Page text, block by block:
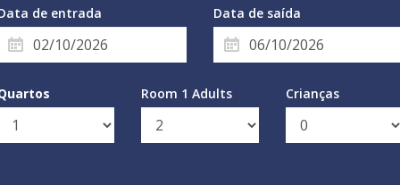
de entrada Data de saída
Room 1 Adults Crianças